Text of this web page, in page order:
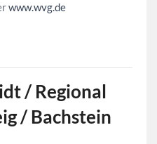
www.wvg.de
/ Regional
/ Bachstein